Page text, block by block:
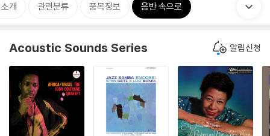
개 관련분류 품목정보 음반 속으로
Acoustic Sounds Series 알림신청